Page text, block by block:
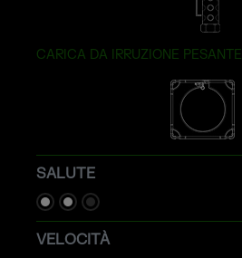
CARICA DA IRRUZIONE PESANTE
SALUTE
VELOCITÀ